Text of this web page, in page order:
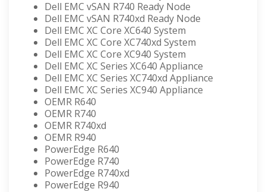
Dell EMC vSAN R740 Ready Node
Dell EMC vSAN R740xd Ready Node
Dell EMC XC Core XC640 System
Dell EMC XC Core XC740xd System
Dell EMC XC Core XC940 System
Dell EMC XC Series XC640 Appliance
Dell EMC XC Series XC740xd Appliance
Dell EMC XC Series XC940 Appliance
OEMR R640
OEMR R740
OEMR R740xd
OEMR R940
PowerEdge R640
PowerEdge R740
PowerEdge R740xd
PowerEdge R940